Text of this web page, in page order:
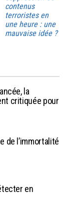
contenus
terroristes en
une heure : une
mauvaise idée ?
la
critiquée pour
de l’immortalité
en